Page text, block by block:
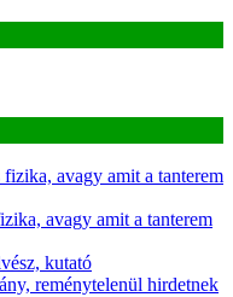
avagy amit a tanterem
avagy amit a tanterem
kutató
reménytelenül hirdetnek